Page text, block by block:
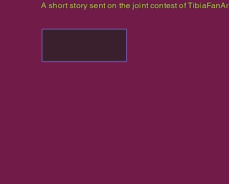
A short story sent on the joint contest of